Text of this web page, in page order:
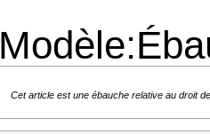
Cet article est une ébauche relative au droit